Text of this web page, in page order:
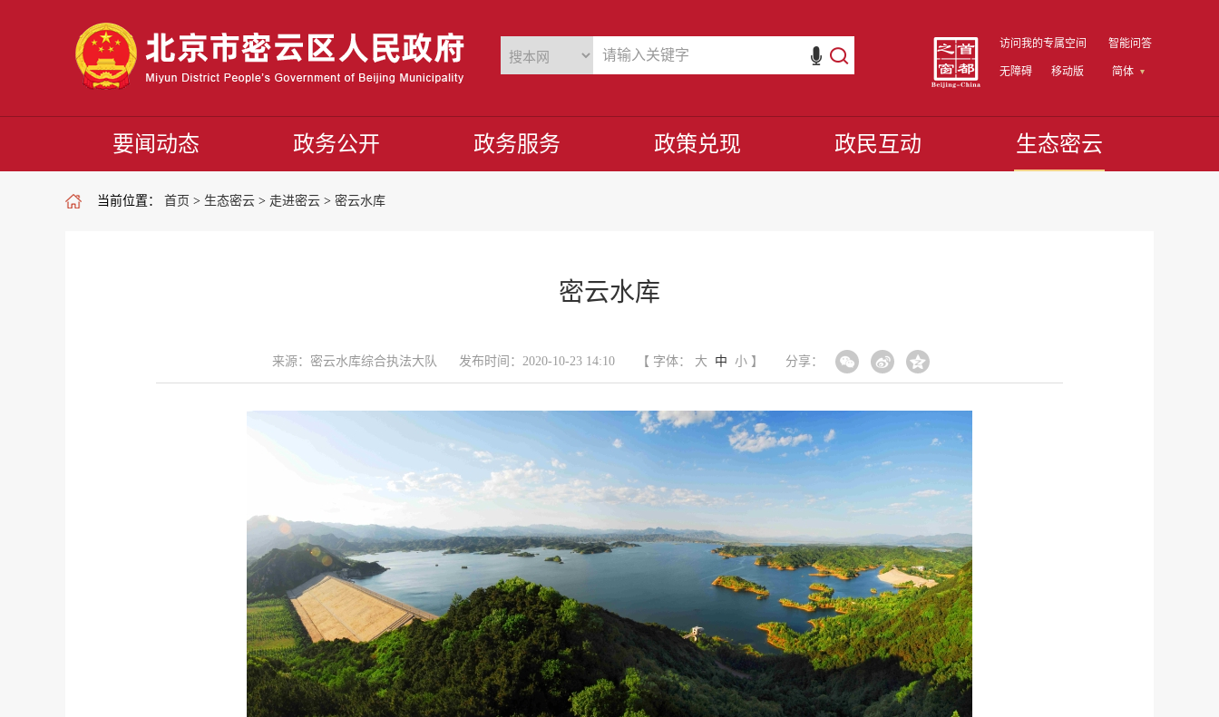
访问我的专属空间 智能问答
无障碍 移动版 简体
要闻动态 政务公开 政务服务 政策兑现 政民互动 生态密云
当前位置： 首页 > 生态密云 > 走进密云 > 密云水库
密云水库
来源：密云水库综合执法大队 发布时间：2020-10-23 14:10 【 字体： 大 中 小】 分享：